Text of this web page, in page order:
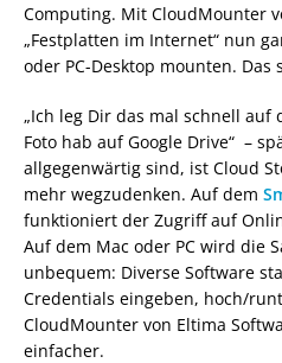
Computing. Mit CloudMounter
„Festplatten im Internet“ nun
oder PC-Desktop mounten.
„Ich leg Dir das mal schnell auf
Foto hab auf Google Drive“ –
allgegenwärtig sind, ist Cloud
mehr wegzudenken. Auf dem
funktioniert der Zugriff auf
Auf dem Mac oder PC wird die
unbequem: Diverse Software
Credentials eingeben, hoch/
CloudMounter von Eltima
einfacher.